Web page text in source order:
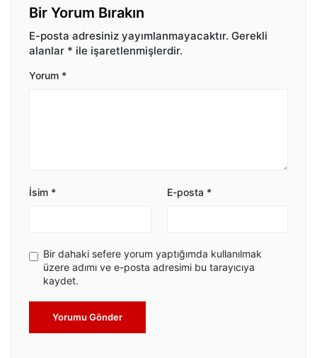
Bir Yorum Bırakın
E-posta adresiniz yayımlanmayacaktır. Gerekli
alanlar * ile işaretlenmişlerdir.
Yorum *
İsim * E-posta *
Bir dahaki sefere yorum yaptığımda kullanılmak
üzere adımı ve e-posta adresimi bu tarayıcıya
kaydet.
Yorumu Gönder